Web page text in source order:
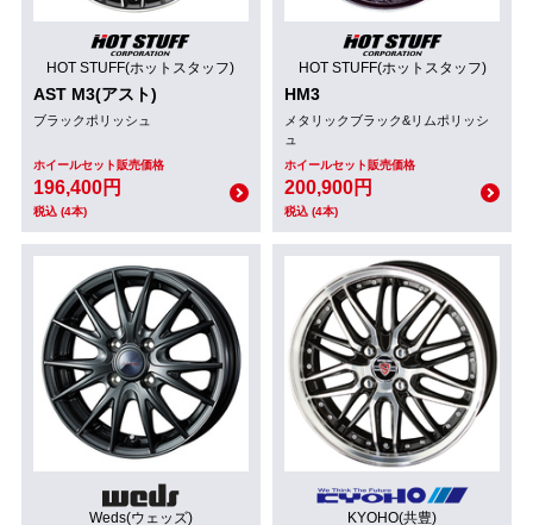
HOT STUFF(ホットスタッフ)
AST M3(アスト)
ブラックポリッシュ
ホイールセット販売価格
196,400円
税込 (4本)
HOT STUFF(ホットスタッフ)
HM3
メタリックブラック&リムポリッシ
ュ
ホイールセット販売価格
200,900円
税込 (4本)
Weds(ウェッズ) KYOHO(共豊)